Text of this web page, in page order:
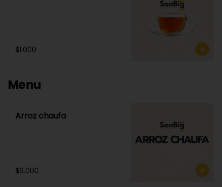
$1.000
Menu
Arroz chaufa
$6.000